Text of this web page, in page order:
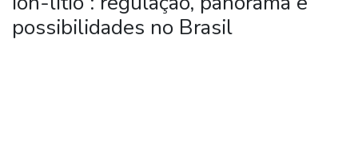
possibilidades no Brasil